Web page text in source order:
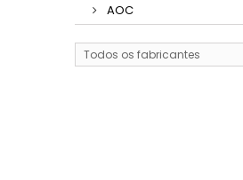
AOC
Todos os fabricantes